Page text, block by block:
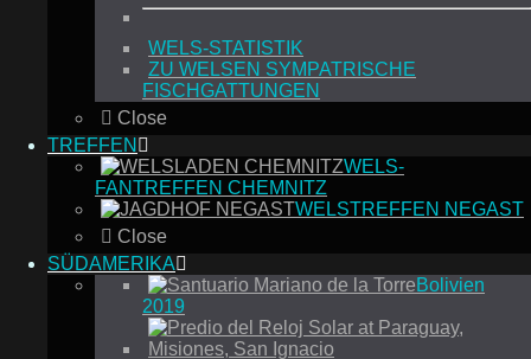
WELS-STATISTIK
ZU WELSEN SYMPATRISCHE
FISCHGATTUNGEN
Close
TREFFEN
WELS-
FANTREFFEN CHEMNITZ
WELSTREFFEN NEGAST
Close
SÜDAMERIKA
Bolivien
2019